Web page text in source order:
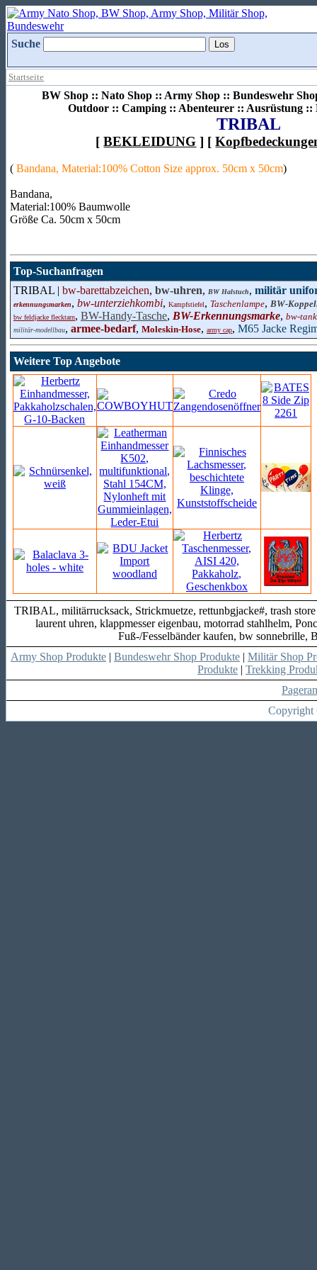
Suche
Startseite
BW Shop :: Nato Shop :: Army Shop :: Bundeswehr
Outdoor :: Camping :: Abenteurer :: Ausrüstung ::
TRIBAL
[BEKLEIDUNG ] [
( Bandana, Material:100% Cotton Size approx. 50cm x 50cm)
Bandana,
Material:100% Baumwolle
Größe Ca. 50cm x 50cm
Top-Suchanfragen
TRIBAL | bw-barettabzeichen, bw-uhren, BW Halstuch, militär
erkennungsmarken, bw-unterziehkombi, Kampfstiefel, Taschenlampe, BW-
bw feldjacke flecktarn, BW-Handy-Tasche, BW-Erkennungsmarke, bw-
militär-modellbau, armee-bedarf, Moleskin-Hose, army cap, M65 Jacke
Weitere Top Angebote
TRIBAL, militärrucksack, Strickmuetze, rettunbgjacke#, trash
laurent uhren, klappmesser eigenbau, motorrad stahlhelm,
Fuß-/Fesselbänder kaufen, bw
Army Shop Produkte | Bundeswehr Shop Produkte | Militär Shop
Produkte | Trekking